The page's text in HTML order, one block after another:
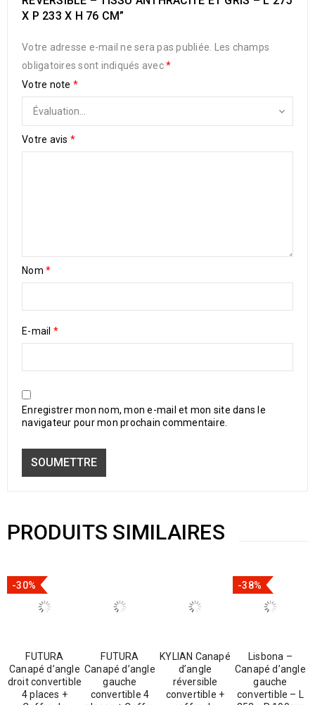
X P 233 X H 76 CM”
Votre adresse e-mail ne sera pas publiée.
Les champs
obligatoires sont indiqués avec*
Votre note *
Votre avis *
Nom *
E-mail *
Enregistrer mon nom, mon e-mail et mon site dans le
navigateur pour mon prochain commentaire.
PRODUITS SIMILAIRES
-30%
FUTURA
Canapé d’angle
droit convertible
4 places +
FUTURA
Canapé d’angle
gauche
convertible 4
KYLIAN Canapé
d’angle
réversible
convertible +
-38%
Lisbona –
Canapé d’angle
gauche
convertible – L